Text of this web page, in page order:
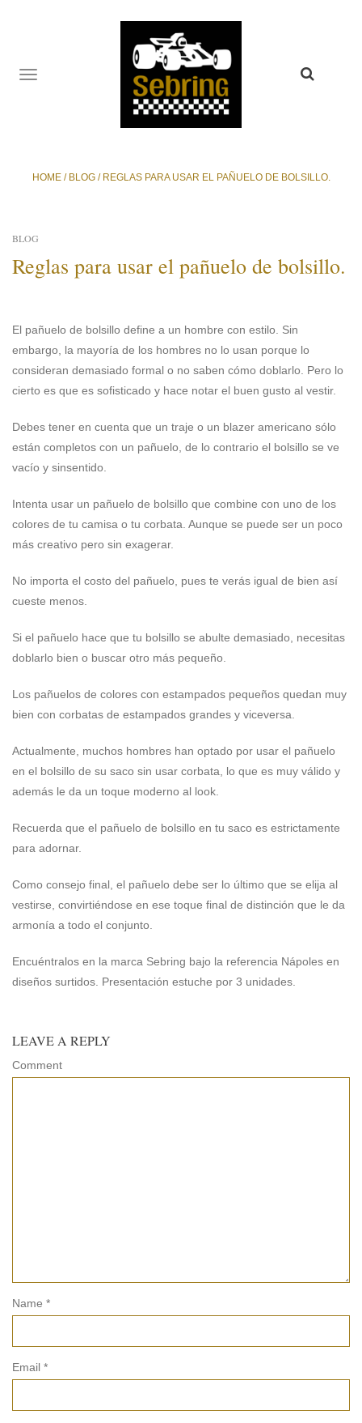
TOGGLE
NAVIGATION
HOME / BLOG / REGLAS PARA USAR EL PAÑUELO DE BOLSILLO.
BLOG
Reglas para usar el pañuelo de bolsillo.
El pañuelo de bolsillo define a un hombre con estilo. Sin
embargo, la mayoría de los hombres no lo usan porque lo
consideran demasiado formal o no saben cómo doblarlo. Pero lo
cierto es que es sofisticado y hace notar el buen gusto al vestir.
Debes tener en cuenta que un traje o un blazer americano sólo
están completos con un pañuelo, de lo contrario el bolsillo se ve
vacío y sinsentido.
Intenta usar un pañuelo de bolsillo que combine con uno de los
colores de tu camisa o tu corbata. Aunque se puede ser un poco
más creativo pero sin exagerar.
No importa el costo del pañuelo, pues te verás igual de bien así
cueste menos.
Si el pañuelo hace que tu bolsillo se abulte demasiado, necesitas
doblarlo bien o buscar otro más pequeño.
Los pañuelos de colores con estampados pequeños quedan muy
bien con corbatas de estampados grandes y viceversa.
Actualmente, muchos hombres han optado por usar el pañuelo
en el bolsillo de su saco sin usar corbata, lo que es muy válido y
además le da un toque moderno al look.
Recuerda que el pañuelo de bolsillo en tu saco es estrictamente
para adornar.
Como consejo final, el pañuelo debe ser lo último que se elija al
vestirse, convirtiéndose en ese toque final de distinción que le da
armonía a todo el conjunto.
Encuéntralos en la marca Sebring bajo la referencia Nápoles en
diseños surtidos. Presentación estuche por 3 unidades.
LEAVE A REPLY
Comment
Name *
Email *